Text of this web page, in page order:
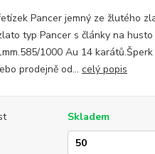
Pancer jemný ze žlutého
typ Pancer s články na
1000 Au 14
prodejně od... celý popis
Skladem